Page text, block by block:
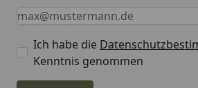
Keine Eingabe erforderlich
Eingabe erforderlich
E-Mail *
Ich habe die
Kenntnis genommen